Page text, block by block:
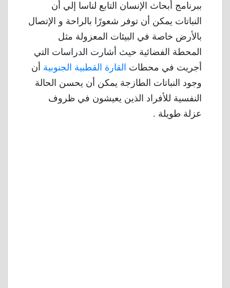
ببرنامج أبحاث الإنسان التابع لناسا إلي أن
النباتات يمكن أن توفر شعورًا بالراحة و الإتصال
بالأرض خاصة في البيئات المعزولة مثل
المحطة الفضائية حيث أشارت الدراسات التي
أجريت في محطات القارة القطبية الجنوبية أن
وجود النباتات الطازجة يمكن أن يحسن الحالة
النفسية للأفراد الذين يعيشون في ظروف
عزلة طويلة .